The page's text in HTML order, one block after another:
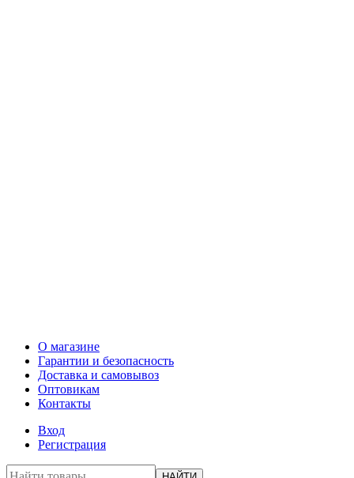
О магазине
Гарантии и безопасность
Доставка и самовывоз
Оптовикам
Контакты
Вход
Регистрация